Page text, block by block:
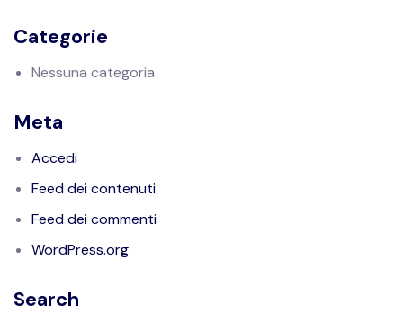
Categorie
Nessuna categoria
Meta
Accedi
Feed dei contenuti
Feed dei commenti
WordPress.org
Search